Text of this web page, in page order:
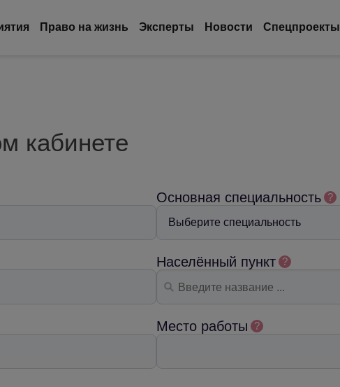
Право на жизнь Эксперты Новости Спецпроекты
кабинете
Основная специальность ?
Населённый пункт ?
Место работы ?